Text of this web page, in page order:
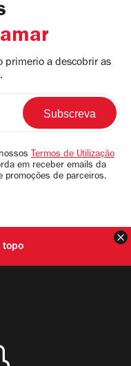
amar
primerio a descobrir as
Termos de Utilização
em receber emails da
promoções de parceiros.
topo